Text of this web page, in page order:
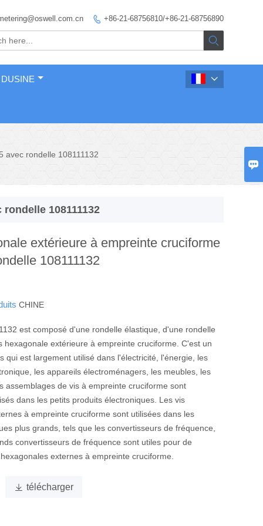

 +86-21-68756810/+86-21-68756890


avec rondelle 108111132
108111132
extérieure à empreinte cruciforme
108111132
CHINE
est composé d'une rondelle élastique, d'une rondelle
hexagonale extérieure à empreinte cruciforme. C'est un
qui est largement utilisé dans l'électricité, l'énergie, les
les appareils électroménagers, les meubles, les
assemblages de vis à empreinte cruciforme sont
dans les petits produits électroniques. Les vis
à empreinte cruciforme sont utilisées dans les
plus grands, tels que les convertisseurs de fréquence,
convertisseurs de fréquence sont utiles pour de
externes à empreinte cruciforme.
 télécharger